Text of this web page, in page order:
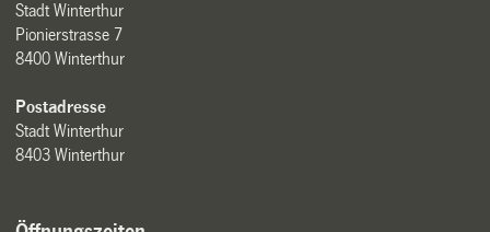
Stadt Winterthur
Pionierstrasse 7
8400 Winterthur
Postadresse
Stadt Winterthur
8403 Winterthur